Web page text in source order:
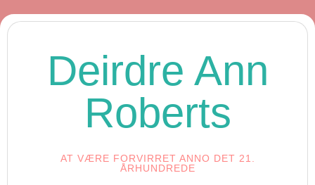
Deirdre Ann
Roberts
AT VÆRE FORVIRRET ANNO DET 21.
ÅRHUNDREDE